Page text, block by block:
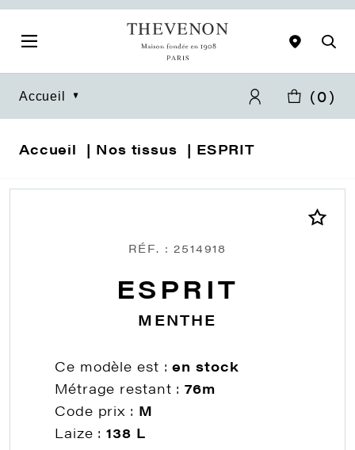
Accueil (0)
Accueil Nos tissus ESPRIT
RÉF. : 2514918
ESPRIT
MENTHE
Ce modèle est :en stock
Métrage restant :76m
Code prix : M
Laize :138 L